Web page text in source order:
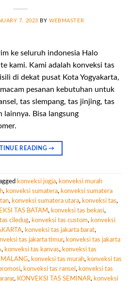
7, 2023 BYWEBMASTER
ke seluruh indonesia Halo
kami. Kami adalah konveksi tas
di dekat pusat Kota Yogyakarta,
pesanan kebutuhan untuk
tas slempang, tas jinjing, tas
lainnya. Bisa langsung
READING→
konveksi jogja, konveksi murah
, konveksi sumatera, konveksi sumatera
, konveksi sumatera utara, konveksi tas,
TAS BATAM, konveksi tas bekasi,
ciledug, konveksi tas custom, konveksi
, konveksi tas jakarta barat,
tas jakarta timur, konveksi tas jakarta
, konveksi tas kanvas, konveksi tas
MALANG, konveksi tas murah, konveksi tas
, konveksi tas ransel , konveksi tas
, KONVEKSI TAS SEMINAR, konveksi